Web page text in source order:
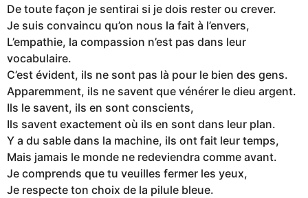
De toute façon je sentirai si je dois rester ou crever.
Je suis convaincu qu’on nous la fait à l’envers,
L’empathie, la compassion n’est pas dans leur
vocabulaire.
C’est évident, ils ne sont pas là pour le bien des gens.
Apparemment, ils ne savent que vénérer le dieu argent.
Ils le savent, ils en sont conscients,
Ils savent exactement où ils en sont dans leur plan.
Y a du sable dans la machine, ils ont fait leur temps,
Mais jamais le monde ne redeviendra comme avant.
Je comprends que tu veuilles fermer les yeux,
Je respecte ton choix de la pilule bleue.